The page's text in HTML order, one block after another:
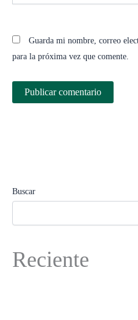
Guarda mi nombre, correo
para la próxima vez que comente.
Buscar
Reciente